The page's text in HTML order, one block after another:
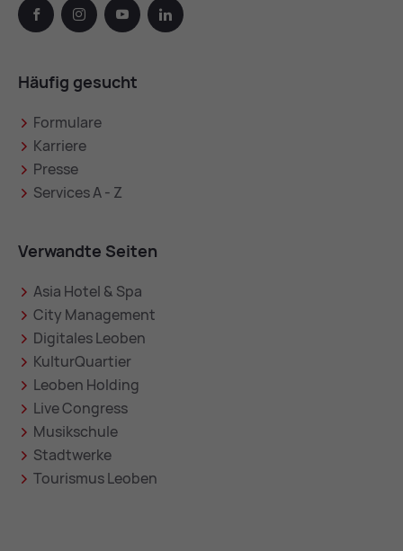
facebook instagramyoutube linkedin
Häufig gesucht
Formulare
Karriere
Presse
Services A - Z
Verwandte Seiten
Asia Hotel & Spa
City Management
Digitales Leoben
KulturQuartier
Leoben Holding
Live Congress
Musikschule
Stadtwerke
Tourismus Leoben